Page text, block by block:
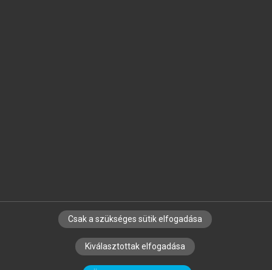
SZERZŐKNEK CÉGEKNEK KÖNYVTÁROSOKNAK
SZERKESZTÉSI ÉS LEKTORÁLÁSI ALAPELVEK
Csak a szükséges sütik elfogadása
Kiválasztottak elfogadása